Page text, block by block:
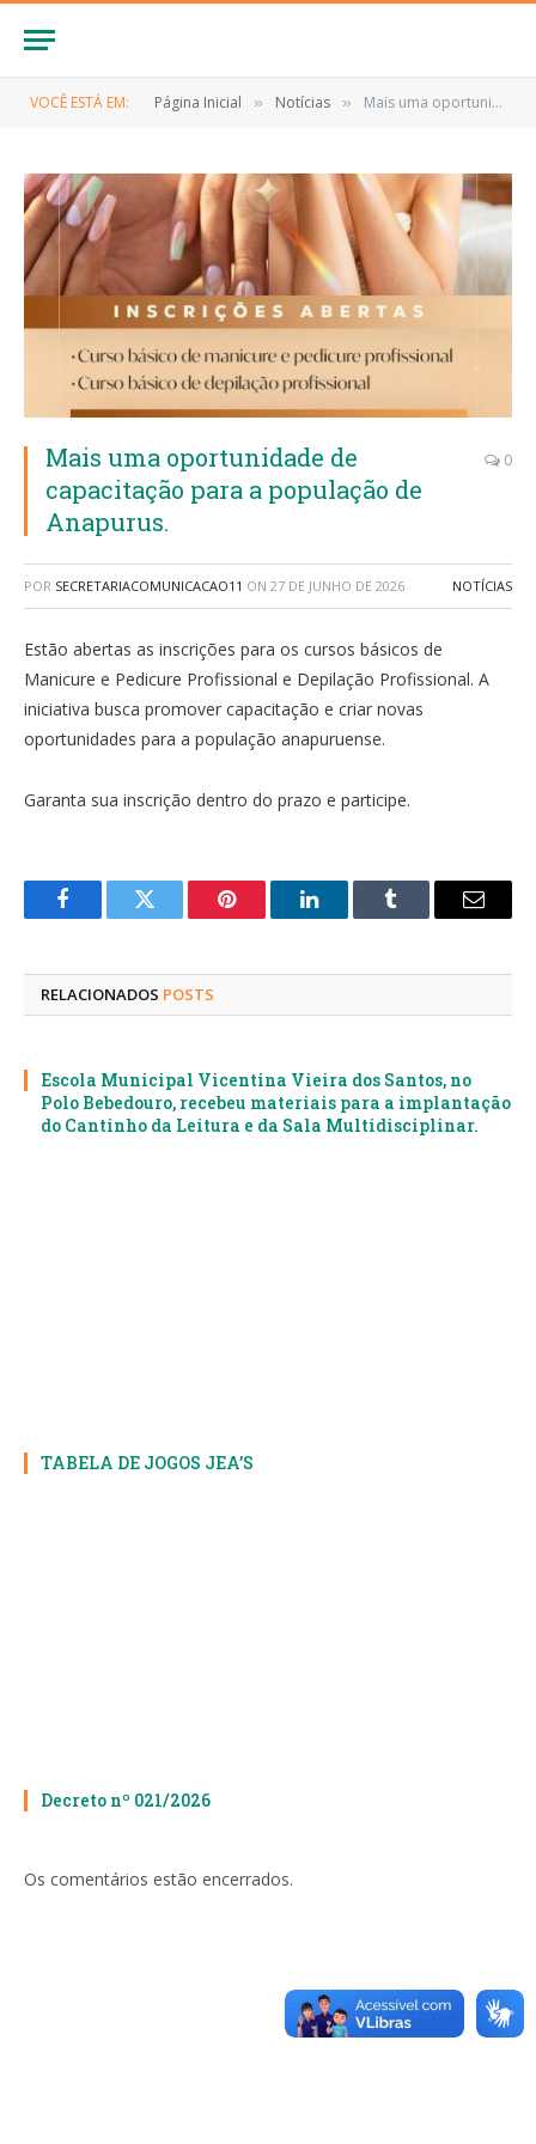
VOCÊ ESTÁ EM: Página Inicial » Notícias » Mais uma oportunidade de capacitação para a população de Anapurus.
Mais uma oportunidade de
capacitação para a população de
Anapurus.
0
POR SECRETARIACOMUNICACAO11 ON 27 DE JUNHO DE 2026 NOTÍCIAS
Estão abertas as inscrições para os cursos básicos de
Manicure e Pedicure Profissional e Depilação Profissional. A
iniciativa busca promover capacitação e criar novas
oportunidades para a população anapuruense.
Garanta sua inscrição dentro do prazo e participe.
FacebookTwitter Pinterest LinkedInTumblr
E-
RELACIONADOS POSTS
Escola Municipal Vicentina Vieira dos Santos, no
Polo Bebedouro, recebeu materiais para a implantação
do Cantinho da Leitura e da Sala Multidisciplinar.
TABELA DE JOGOS JEA’S
Decreto nº 021/2026
Os comentários estão encerrados.